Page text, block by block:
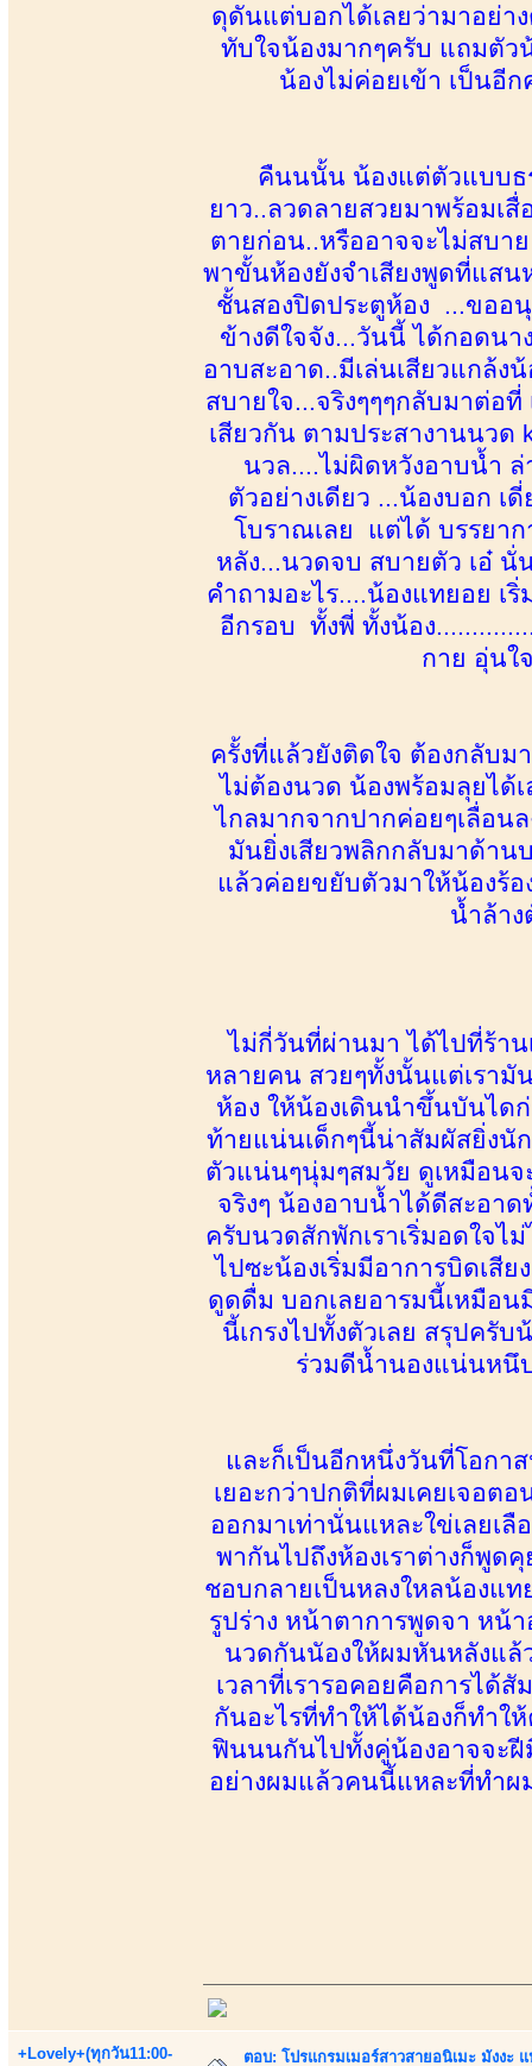
ดุดันแต่บอกได้เลยว่ามาอย่า
ทับใจน้องมากๆครับ แถมตัว
น้องไม่ค่อยเข้า เป็นอี
คืนนนั้น น้องแต่ตัวแบบธ
ยาว..ลวดลายสวยมาพร้อมเ
ตายก่อน..หรืออาจจะไม่สบา
พาขั้นห้องยังจำเสียงพูดที่แส
ชั้นสองปิดประตูห้อง ...ขออ
ข้างดีใจจัง...วันนี้ ได้กอดน
อาบสะอาด..มีเล่นเสียวแกล้
สบายใจ...จริงๆๆๆกลับมาต่อ
เสียวกัน ตามประสางานนว
นวล....ไม่ผิดหวังอาบน้ำ
ตัวอย่างเดียว ...น้องบอก
โบราณเลย แต่ได้ บรรยา
หลัง...นวดจบ สบายตัว เอ๋
คำถามอะไร....น้องแทยอย เ
อีกรอบ ทั้งพี่ ทั้งน้อง
กาย อุ่นใ
ครั้งที่แล้วยังติดใจ ต้องกลับม
ไม่ต้องนวด น้องพร้อมลุยได้
ไกลมากจากปากค่อยๆเลื่อน
มันยิ่งเสียวพลิกกลับมาด้าน
แล้วค่อยขยับตัวมาให้น้องร้อ
น้ำล้า
ไม่กี่วันที่ผ่านมา ได้ไปที่ร้า
หลายคน สวยๆทั้งนั้นแต่เรา
ห้อง ให้น้องเดินนำขึ้นบันได
ท้ายแน่นเด็กๆนี้น่าสัมผัสยิ่งนั
ตัวแน่นๆนุ่มๆสมวัย ดูเหมือนจ
จริงๆ น้องอาบน้ำได้ดีสะอา
ครับนวดสักพักเราเริ่มอดใจไ
ไปซะน้องเริ่มมีอาการบิดเสี
ดูดดื่ม บอกเลยอารมนี้เหมือ
นี้เกรงไปทั้งตัวเลย สรุปครั
ร่วมดีน้ำนองแน่นหนึ
และก็เป็นอีกหนึ่งวันที่โอกา
เยอะกว่าปกติที่ผมเคยเจอต
ออกมาเท่านั่นแหละใข่เลยเ
พากันไปถึงห้องเราต่างก็พูด
ชอบกลายเป็นหลงใหลน้องแท
รูปร่าง หน้าตาการพูดจา หน้
นวดกันนัองให้ผมหันหลังแล้
เวลาที่เรารอคอยคือการได้สั
กันอะไรที่ทำให้ได้น้องก็ทำใ
ฟินนนกันไปทั้งคู่น้องอาจจะฝี
อย่างผมแล้วคนนี้แหละที่ทำผ
+Lovely+(ทุกวัน11:00-
ตอบ: โปรแกรมเมอร์สาวสายอนิเมะ มังงะ